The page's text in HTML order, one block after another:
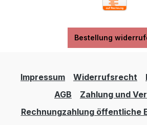
Bestellung
Impressum Widerrufsrecht
AGB
Zahlung und
Rechnungzahlung öffentliche